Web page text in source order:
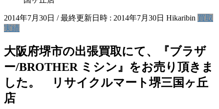
2014年7月30日 / 最終更新日時 : 2014年7月30日 Hikaribin 買取
実績
大阪府堺市の出張買取にて、『ブラザ
ー/BROTHER ミシン』をお売り頂きま
した。 リサイクルマート堺三国ヶ丘
店